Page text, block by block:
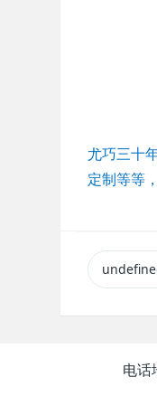
尤巧三十
定制等等
电话